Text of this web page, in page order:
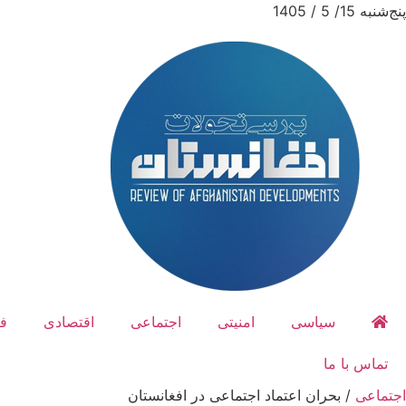
پنج‌شنبه 15/ 5 / 1405
سیاسی امنیتی اجتماعی اقتصادی
تماس با ما
اجتماعی / بحران اعتماد اجتماعی در افغانستان